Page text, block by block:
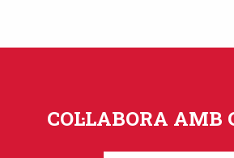
COL·LABORA AMB